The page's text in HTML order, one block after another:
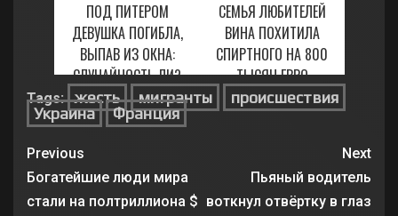
ПОД ПИТЕРОМ
ДЕВУШКА ПОГИБЛА,
ВЫПАВ ИЗ ОКНА:
СЛУЧАЙНОСТЬ ЛИ?
30 ЯНВАРЯ, 2021
СЕМЬЯ ЛЮБИТЕЛЕЙ
ВИНА ПОХИТИЛА
СПИРТНОГО НА 800
ТЫСЯЧ ЕВРО
31 ЯНВАРЯ, 2021
Tags: жесть мигранты
происшествия
Украина
Франция
Previous
Богатейшие люди мира
стали на полтриллиона $
Next
Пьяный водитель
воткнул отвёртку в глаз